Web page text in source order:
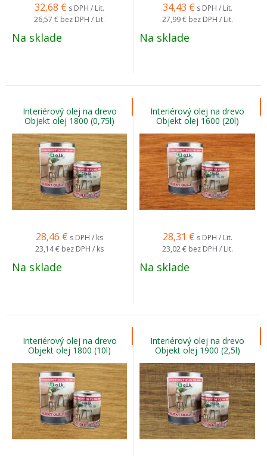
32,68 € s DPH / Lit.
26,57 € bez DPH / Lit.
Na sklade
34,43 € s DPH / Lit.
27,99 € bez DPH / Lit.
Na sklade
Interiérový olej na drevo
Objekt olej 1800 (0,75l)
28,46 € s DPH / ks
23,14 € bez DPH / ks
Na sklade
Interiérový olej na drevo
Objekt olej 1600 (20l)
28,31 € s DPH / Lit.
23,02 € bez DPH / Lit.
Na sklade
Interiérový olej na drevo
Objekt olej 1800 (10l)
Interiérový olej na drevo
Objekt olej 1900 (2,5l)